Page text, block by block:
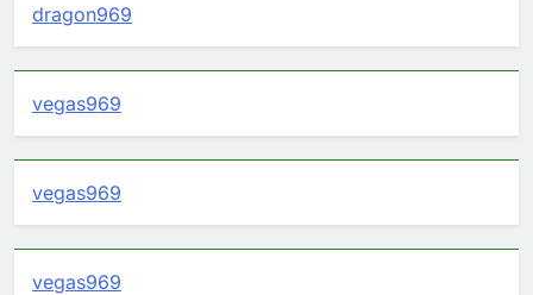
dragon969
vegas969
vegas969
vegas969